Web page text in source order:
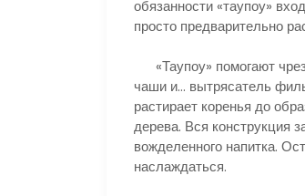
обязанности «таупоу»
просто предварительно
«Таупоу» помогают
чаши и… вытрясатель
растирает коренья до
дерева. Вся конструкция
вожделенного напитка.
наслаждаться.